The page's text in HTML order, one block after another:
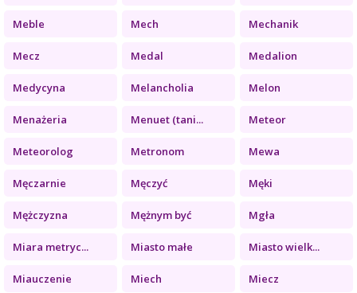
Meble Mech Mechanik
Mecz Medal Medalion
Medycyna Melancholia Melon
Menażeria Menuet (tani... Meteor
Meteorolog Metronom Mewa
Męczarnie Męczyć Męki
Mężczyzna Mężnym być Mgła
Miara metryc... Miasto małe Miasto wielk...
Miauczenie Miech Miecz